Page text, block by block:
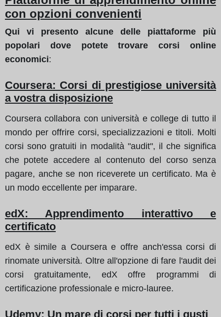
con opzioni convenienti
Qui vi presento alcune delle piattaforme più
popolari dove potete trovare corsi online
economici:
Coursera: Corsi di prestigiose università
a vostra disposizione
Coursera collabora con università e college di tutto il
mondo per offrire corsi, specializzazioni e titoli. Molti
corsi sono gratuiti in modalità "audit", il che significa
che potete accedere al contenuto del corso senza
pagare, anche se non riceverete un certificato. Ma è
un modo eccellente per imparare.
edX: Apprendimento interattivo e
certificato
edX è simile a Coursera e offre anch'essa corsi di
rinomate università. Oltre all'opzione di fare l'audit dei
corsi gratuitamente, edX offre programmi di
certificazione professionale e micro-lauree.
Udemy: Un mare di corsi per tutti i gusti